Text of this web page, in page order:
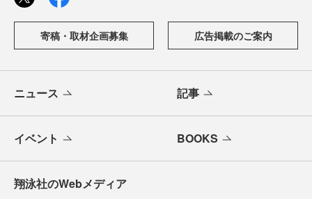
寄稿・取材企画募集 広告掲載のご案内
ニュース 記事
イベント BOOKS
翔泳社のWebメディア